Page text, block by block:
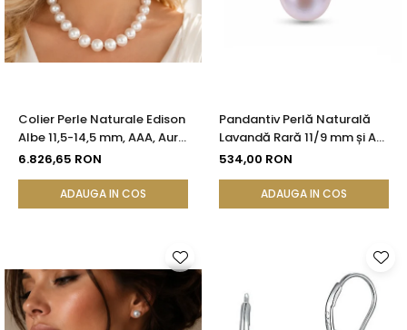
Colier Perle Naturale Edison
Albe 11,5-14,5 mm, AAA, Aur
Galben 14K | KASKADDA®
6.826,65 RON
ADAUGA IN COS
Pandantiv Perlă Naturală
Lavandă Rară 11/9 mm și Aur
Galben 14K (aur 585) |
534,00 RON
ADAUGA IN COS